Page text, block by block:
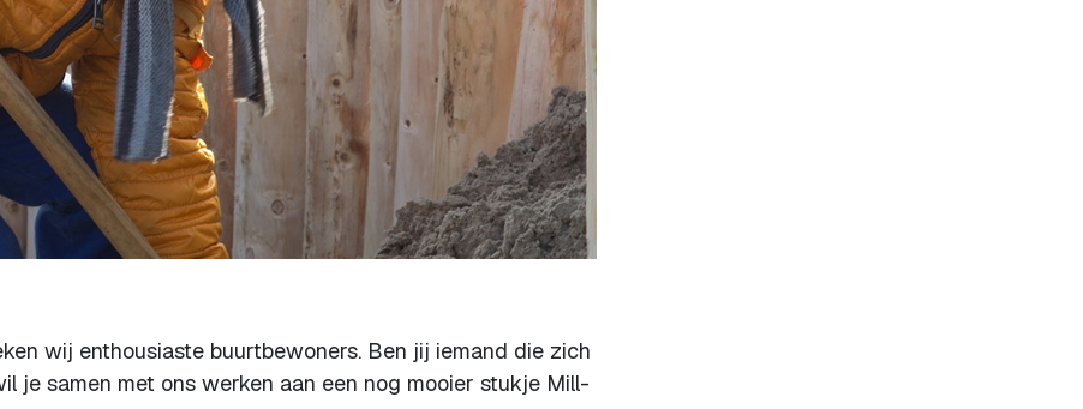
wij enthousiaste buurtbewoners. Ben jij iemand die zich
je samen met ons werken aan een nog mooier stukje Mill-